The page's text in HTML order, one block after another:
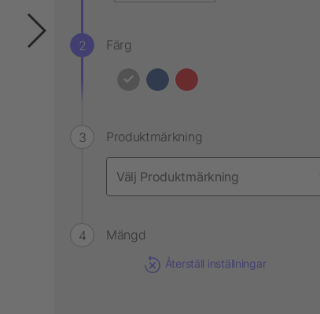
Färg
Produktmärkning
Mängd
Återställ inställningar